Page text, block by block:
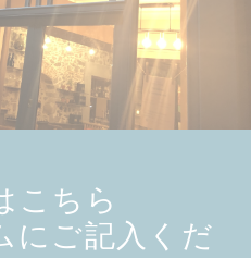
こちら
にご記入くだ